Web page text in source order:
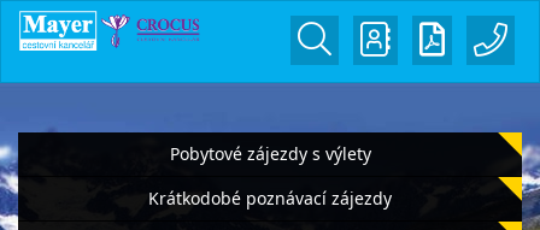
Pobytové zájezdy s výlety
Krátkodobé poznávací zájezdy